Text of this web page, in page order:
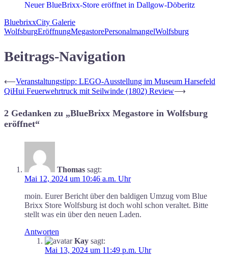
Neuer BlueBrixx-Store eröffnet in Dallgow-Döberitz
BluebrixxCity Galerie
WolfsburgEröffnungMegastorePersonalmangelWolfsburg
Beitrags-Navigation
⟵Veranstaltungstipp: LEGO-Ausstellung im Museum Harsefeld
QiHui Feuerwehrtruck mit Seilwinde (1802) Review⟶
2 Gedanken zu „BlueBrixx Megastore in Wolfsburg
eröffnet“
Thomas sagt:
Mai 12, 2024 um 10:46 a.m. Uhr
moin. Eurer Bericht über den baldigen Umzug vom Blue
Brixx Store Wolfsburg ist doch wohl schon veraltet. Bitte
stellt was ein über den neuen Laden.
Antworten
Kay sagt:
Mai 13, 2024 um 11:49 p.m. Uhr